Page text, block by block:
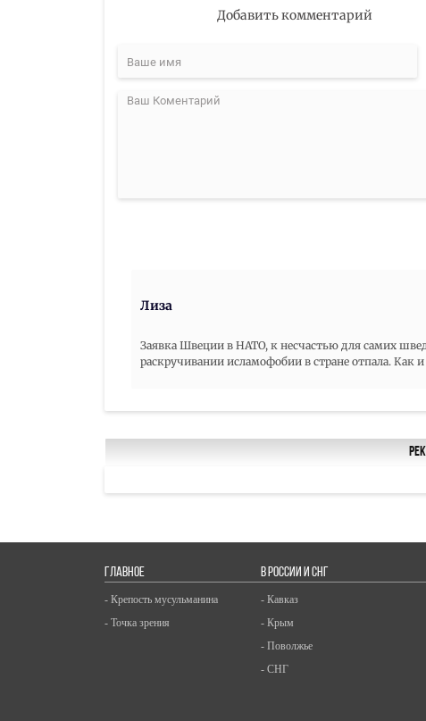
Добавить комментарий
Лиза
Заявка Швеции в НАТО, к несчастью для самих
раскручивании исламофобии в стране отпала. Как
ГЛАВНОЕ
- Крепость мусульманина
- Точка зрения
В РОССИИ И СНГ
- Кавказ
- Крым
- Поволжье
- СНГ